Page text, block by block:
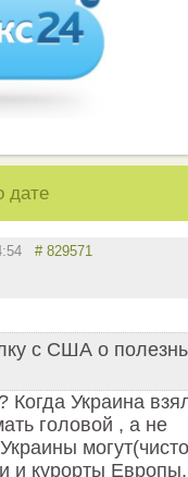
дате
# 829571
с США о
Украина
головой , а не
могут(чисто
и курорты Европы,